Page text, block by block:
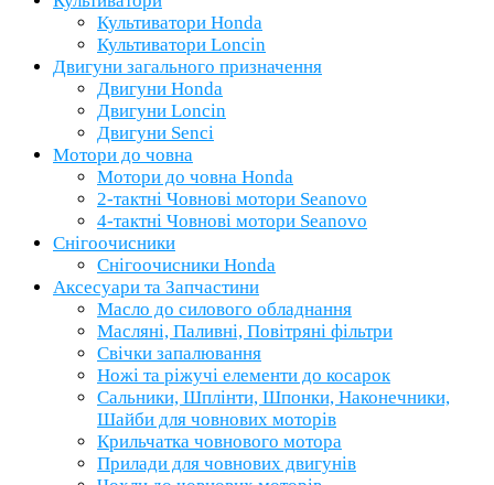
Культиватори Honda
Культиватори Loncin
Двигуни загального призначення
Двигуни Honda
Двигуни Loncin
Двигуни Senci
Мотори до човна
Мотори до човна Honda
2-тактні Човнові мотори Seanovo
4-тактні Човнові мотори Seanovo
Снігоочисники
Снігоочисники Honda
Аксесуари та Запчастини
Масло до силового обладнання
Масляні, Паливні, Повітряні фільтри
Свічки запалювання
Ножі та ріжучі елементи до косарок
Сальники, Шплінти, Шпонки, Наконечники,
Шайби для човнових моторів
Крильчатка човнового мотора
Прилади для човнових двигунів